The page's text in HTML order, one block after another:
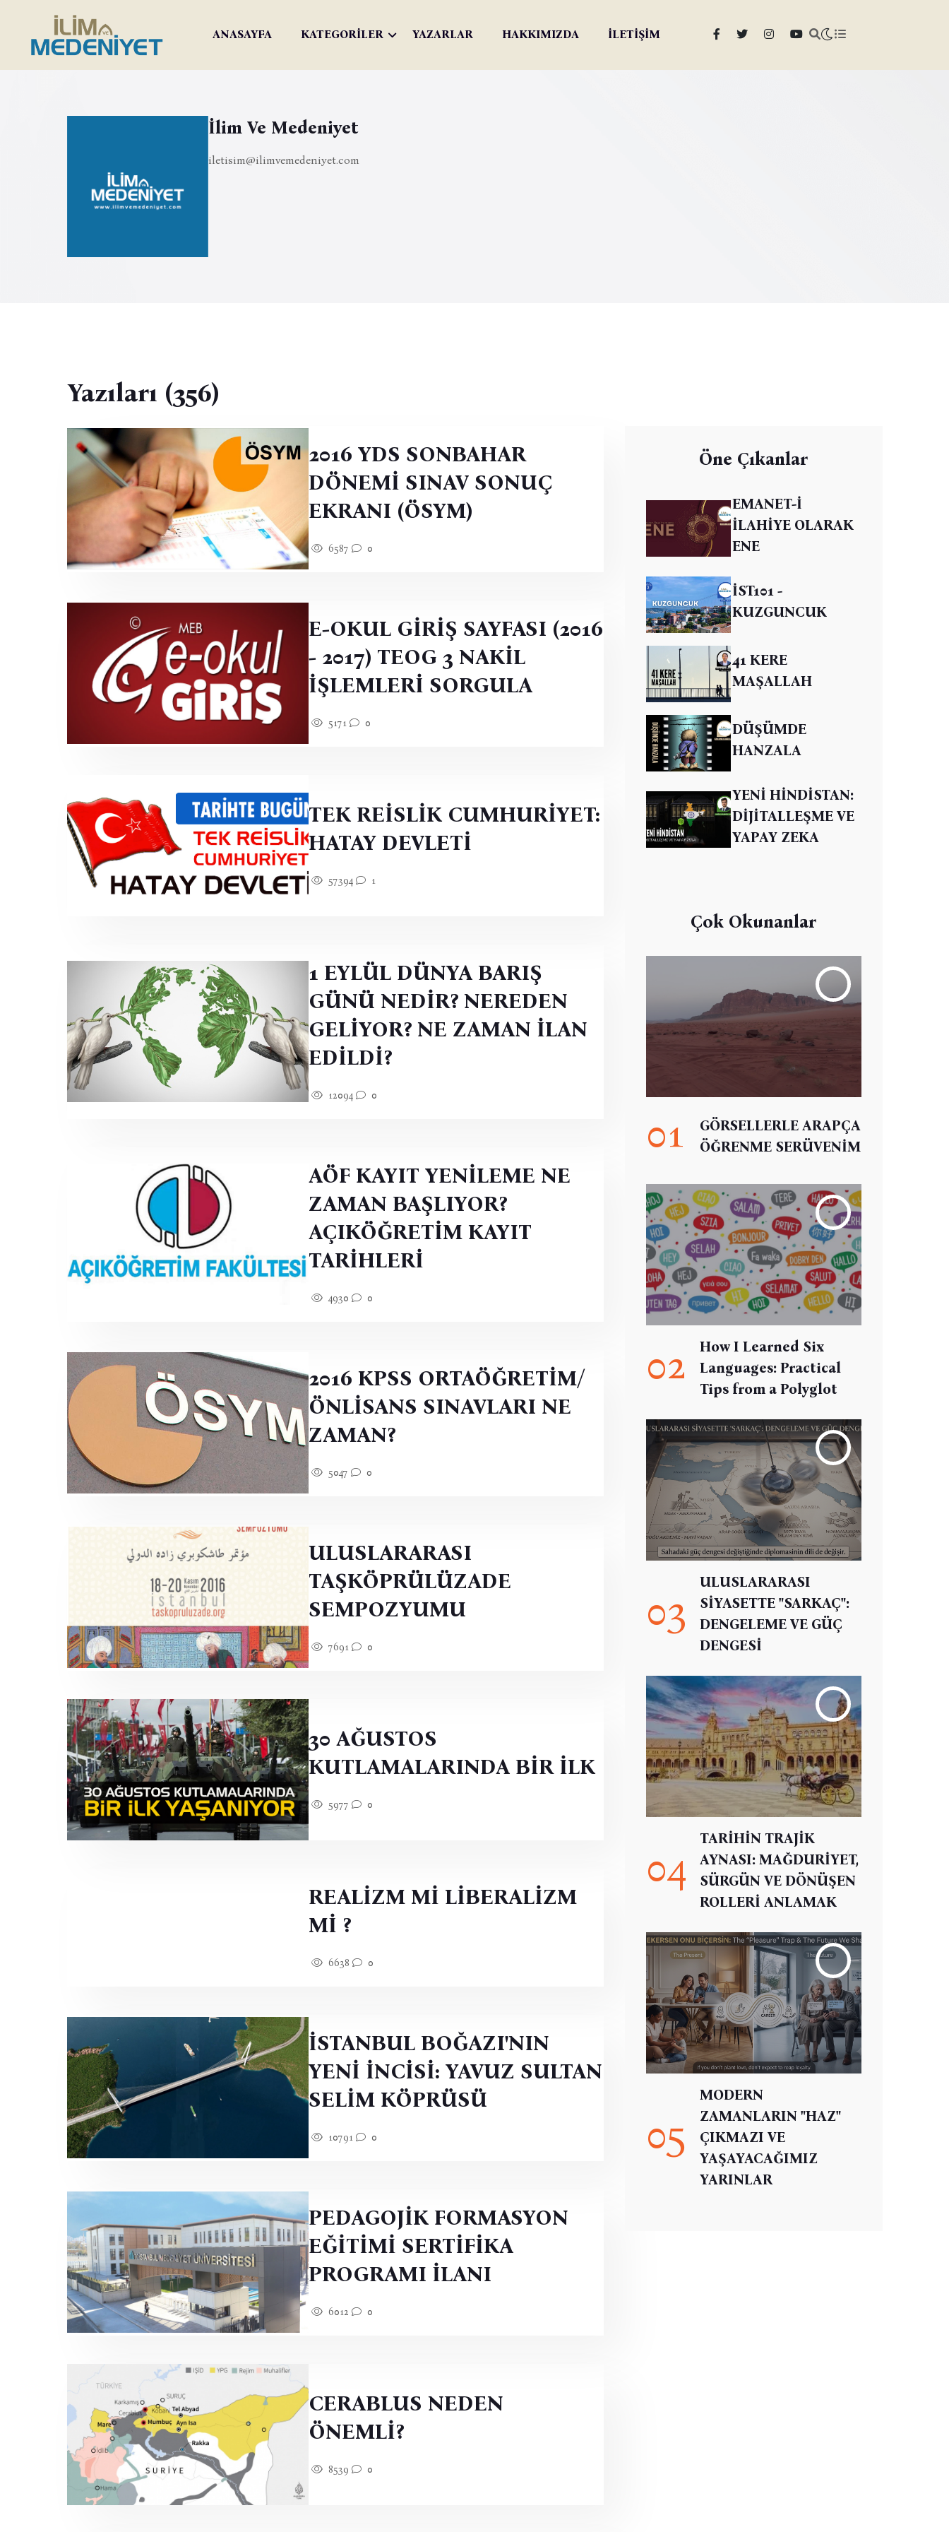
ANASAYFA KATEGORİLER YAZARLAR HAKKIMIZDA İLETİŞİM
İlim Ve Medeniyet
iletisim@ilimvemedeniyet.com
Yazıları (356)
2016 YDS SONBAHAR
DÖNEMİ SINAV SONUÇ
EKRANI (ÖSYM)
6587 0
E-OKUL GİRİŞ SAYFASI (2016
- 2017) TEOG 3 NAKİL
İŞLEMLERİ SORGULA
5171 0
TEK REİSLİK CUMHURİYET:
HATAY DEVLETİ
57394 1
1 EYLÜL DÜNYA BARIŞ
GÜNÜ NEDİR? NEREDEN
GELİYOR? NE ZAMAN İLAN
EDİLDİ?
12094 0
AÖF KAYIT YENİLEME NE
ZAMAN BAŞLIYOR?
AÇIKÖĞRETİM KAYIT
TARİHLERİ
4930 0
2016 KPSS ORTAÖĞRETİM/
ÖNLİSANS SINAVLARI NE
ZAMAN?
5047 0
ULUSLARARASI
TAŞKÖPRÜLÜZADE
SEMPOZYUMU
7691 0
30 AĞUSTOS
KUTLAMALARINDA BİR İLK
5977 0
REALİZM Mİ LİBERALİZM
Mİ ?
6638 0
İSTANBUL BOĞAZI'NIN
YENİ İNCİSİ: YAVUZ SULTAN
SELİM KÖPRÜSÜ
10791 0
PEDAGOJİK FORMASYON
EĞİTİMİ SERTİFİKA
PROGRAMI İLANI
6012 0
CERABLUS NEDEN
ÖNEMLİ?
8539 0
Öne Çıkanlar
EMANET-İ
İLAHİYE OLARAK
ENE
İST101 -
KUZGUNCUK
41 KERE
MAŞALLAH
DÜŞÜMDE
HANZALA
YENİ HİNDİSTAN:
DİJİTALLEŞME VE
YAPAY ZEKA
Çok Okunanlar
01
GÖRSELLERLE ARAPÇA
ÖĞRENME SERÜVENİM
02
How I Learned Six
Languages: Practical
Tips from a Polyglot
03
ULUSLARARASI
SİYASETTE "SARKAÇ":
DENGELEME VE GÜÇ
DENGESİ
04
TARİHİN TRAJİK
AYNASI: MAĞDURİYET,
SÜRGÜN VE DÖNÜŞEN
ROLLERİ ANLAMAK
05
MODERN
ZAMANLARIN "HAZ"
ÇIKMAZI VE
YAŞAYACAĞIMIZ
YARINLAR